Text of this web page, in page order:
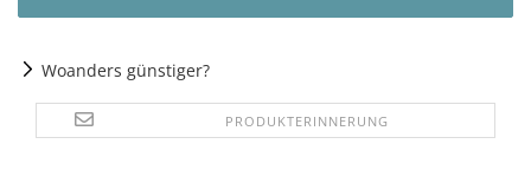
Woanders günstiger?
PRODUKTERINNERUNG